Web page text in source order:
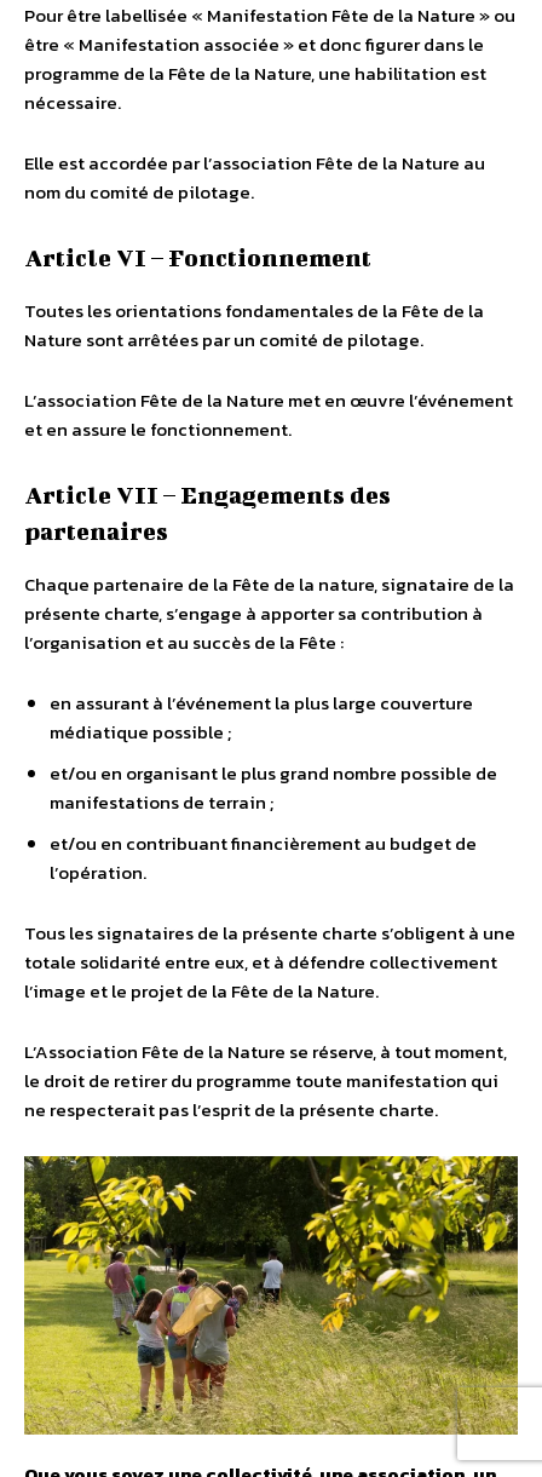
Pour être labellisée « Manifestation Fête de la Nature » ou
être « Manifestation associée » et donc figurer dans le
programme de la Fête de la Nature, une habilitation est
nécessaire.
Elle est accordée par l’association Fête de la Nature au
nom du comité de pilotage.
Article VI – Fonctionnement
Toutes les orientations fondamentales de la Fête de la
Nature sont arrêtées par un comité de pilotage.
L’association Fête de la Nature met en œuvre l’événement
et en assure le fonctionnement.
Article VII – Engagements des
partenaires
Chaque partenaire de la Fête de la nature, signataire de la
présente charte, s’engage à apporter sa contribution à
l’organisation et au succès de la Fête :
en assurant à l’événement la plus large couverture
médiatique possible ;
et/ou en organisant le plus grand nombre possible de
manifestations de terrain ;
et/ou en contribuant financièrement au budget de
l’opération.
Tous les signataires de la présente charte s’obligent à une
totale solidarité entre eux, et à défendre collectivement
l’image et le projet de la Fête de la Nature.
L’Association Fête de la Nature se réserve, à tout moment,
le droit de retirer du programme toute manifestation qui
ne respecterait pas l’esprit de la présente charte.